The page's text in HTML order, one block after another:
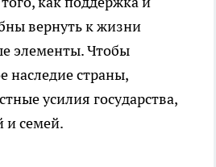
вернуть к жизни
элементы. Чтобы
наследие страны,
усилия государства,
и семей.